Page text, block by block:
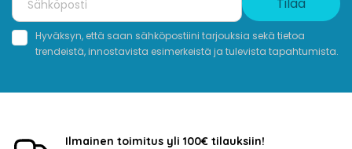
Tilaa
Hyväksyn, että saan sähköpostiini tarjouksia sekä tietoa
trendeistä, innostavista esimerkeistä ja tulevista tapahtumista.
Ilmainen toimitus yli 100€ tilauksiin!